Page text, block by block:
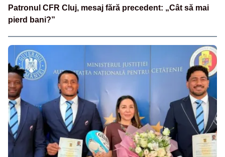
Patronul CFR Cluj, mesaj fără precedent: „Cât să mai
pierd bani?”